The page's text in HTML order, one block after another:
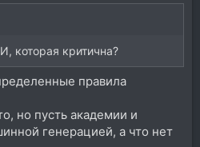
которая критична?
правила
но пусть академии и
генерацией, а что нет